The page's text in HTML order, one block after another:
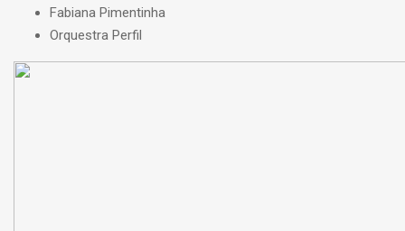
Fabiana Pimentinha
Orquestra Perfil